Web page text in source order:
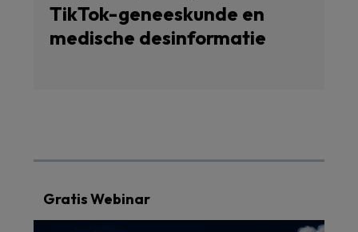
TikTok-geneeskunde en
medische desinformatie
Gratis Webinar